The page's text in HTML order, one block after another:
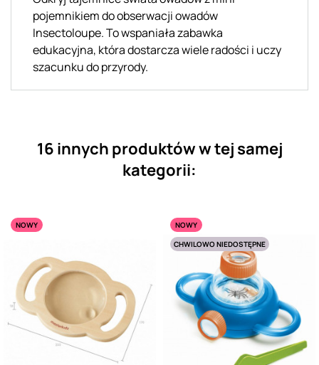
pojemnikiem do obserwacji owadów
Insectoloupe. To wspaniała zabawka
edukacyjna, która dostarcza wiele radości i uczy
szacunku do przyrody.
16 innych produktów w tej samej
kategorii:
NOWY
NOWY
CHWILOWO NIEDOSTĘPNE